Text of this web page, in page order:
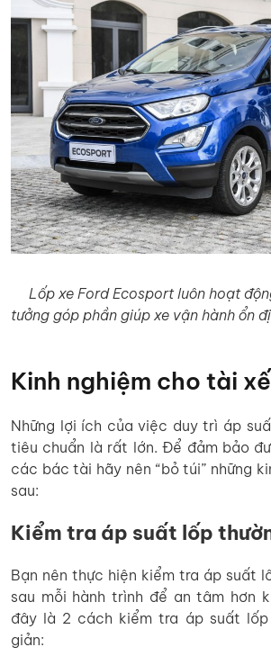
Lốp xe Ford Ecosport luôn hoạt
tưởng góp phần giúp xe vận hành ổn
Kinh nghiệm cho tài
Những lợi ích của việc duy trì áp
tiêu chuẩn là rất lớn. Để đảm bảo
các bác tài hãy nên “bỏ túi” những
sau:
Kiểm tra áp suất lốp
Bạn nên thực hiện kiểm tra áp suất
sau mỗi hành trình để an tâm hơn
đây là 2 cách kiểm tra áp suất
giản: